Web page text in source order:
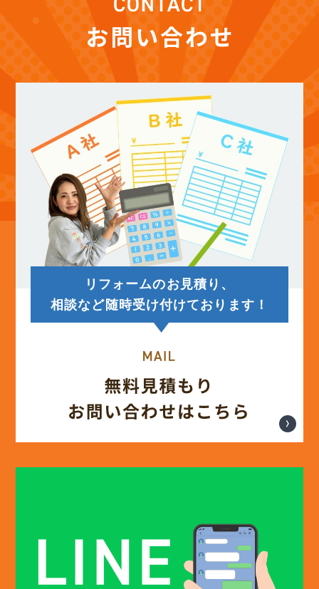
2025年9月 (12)
2025年8月 (13)
2025年7月 (14)
2025年6月 (12)
2025年5月 (12)
(12)
2025年2月 (13)
2024年11月 (14)
リフォームのお見積り、
相談など随時受け付けております！